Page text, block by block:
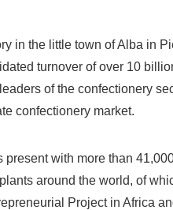
in the little town of Alba in
turnover of over 10
of the confectionery
confectionery market.
present with more than
around the world, of
Project in Africa